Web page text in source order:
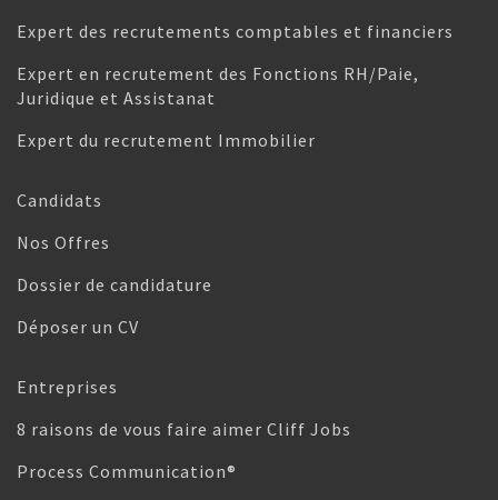
Expert des recrutements comptables et financiers
Expert en recrutement des Fonctions RH/Paie,
Juridique et Assistanat
Expert du recrutement Immobilier
Candidats
Nos Offres
Dossier de candidature
Déposer un CV
Entreprises
8 raisons de vous faire aimer Cliff Jobs
Process Communication®